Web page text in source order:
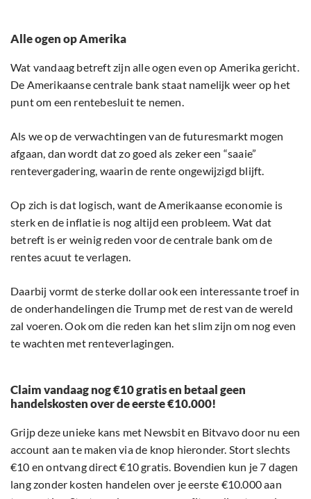
Alle ogen op Amerika
Wat vandaag betreft zijn alle ogen even op Amerika gericht.
De Amerikaanse centrale bank staat namelijk weer op het
punt om een rentebesluit te nemen.
Als we op de verwachtingen van de futuresmarkt mogen
afgaan, dan wordt dat zo goed als zeker een “saaie”
rentevergadering, waarin de rente ongewijzigd blijft.
Op zich is dat logisch, want de Amerikaanse economie is
sterk en de inflatie is nog altijd een probleem. Wat dat
betreft is er weinig reden voor de centrale bank om de
rentes acuut te verlagen.
Daarbij vormt de sterke dollar ook een interessante troef in
de onderhandelingen die Trump met de rest van de wereld
zal voeren. Ook om die reden kan het slim zijn om nog even
te wachten met renteverlagingen.
Claim vandaag nog €10 gratis en betaal geen
handelskosten over de eerste €10.000!
Grijp deze unieke kans met Newsbit en Bitvavo door nu een
account aan te maken via de knop hieronder. Stort slechts
€10 en ontvang direct €10 gratis. Bovendien kun je 7 dagen
lang zonder kosten handelen over je eerste €10.000 aan